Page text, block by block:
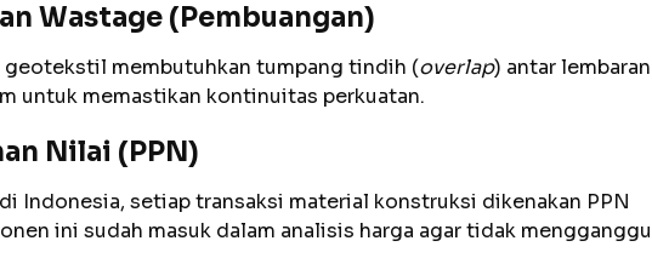
Wastage (Pembuangan)
geotekstil membutuhkan tumpang tindih (overlap) antar lembaran
untuk memastikan kontinuitas perkuatan.
Nilai (PPN)
Indonesia, setiap transaksi material konstruksi dikenakan PPN
ini sudah masuk dalam analisis harga agar tidak mengganggu